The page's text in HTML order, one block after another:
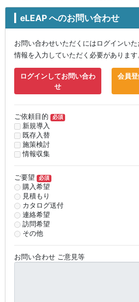
eLEAP へのお問い合わせ
お問い合わせいただくにはログインい
情報を入力していただく必要があります
ログインしてお問い合わ
せ
会員
ご依頼目的 必須
新規導入
既存入替
施策検討
情報収集
ご要望 必須
購入希望
見積もり
カタログ送付
連絡希望
訪問希望
その他
お問い合わせ ご意見等